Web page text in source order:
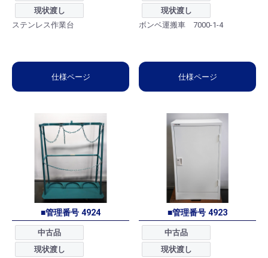
現状渡し
ステンレス作業台
仕様ページ
現状渡し
ボンベ運搬車 7000-1-4
仕様ページ
■管理番号 4924
中古品
現状渡し
■管理番号 4923
中古品
現状渡し